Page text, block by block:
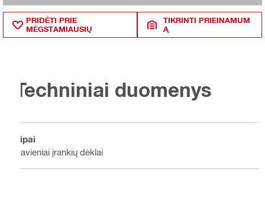
PRIDĖTI PRIE
MĖGSTAMIAUSIŲ
TIKRINTI PRIEINAMUM
Ą
Techniniai duomenys
Tipai
Pavieniai įrankių dėklai